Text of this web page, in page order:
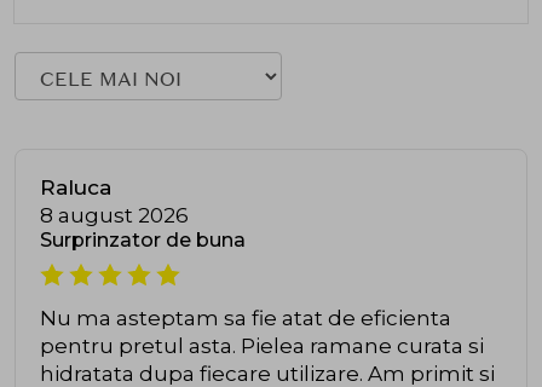
Raluca
8 august 2026
Surprinzator de buna
Nu ma asteptam sa fie atat de eficienta
pentru pretul asta. Pielea ramane curata si
hidratata dupa fiecare utilizare. Am primit si